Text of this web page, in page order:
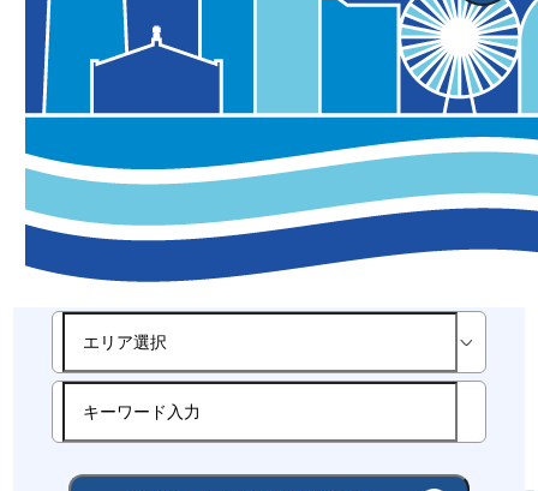
ホーム 横浜の観光スポット
Spot Search
-観光スポット指定条件検索-